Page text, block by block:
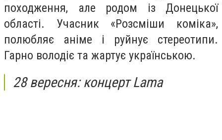
походження, але родом із Донецької
області. Учасник «Розсміши коміка»,
полюбляє аніме і руйнує стереотипи.
Гарно володіє та жартує українською.
28 вересня: концерт Lama